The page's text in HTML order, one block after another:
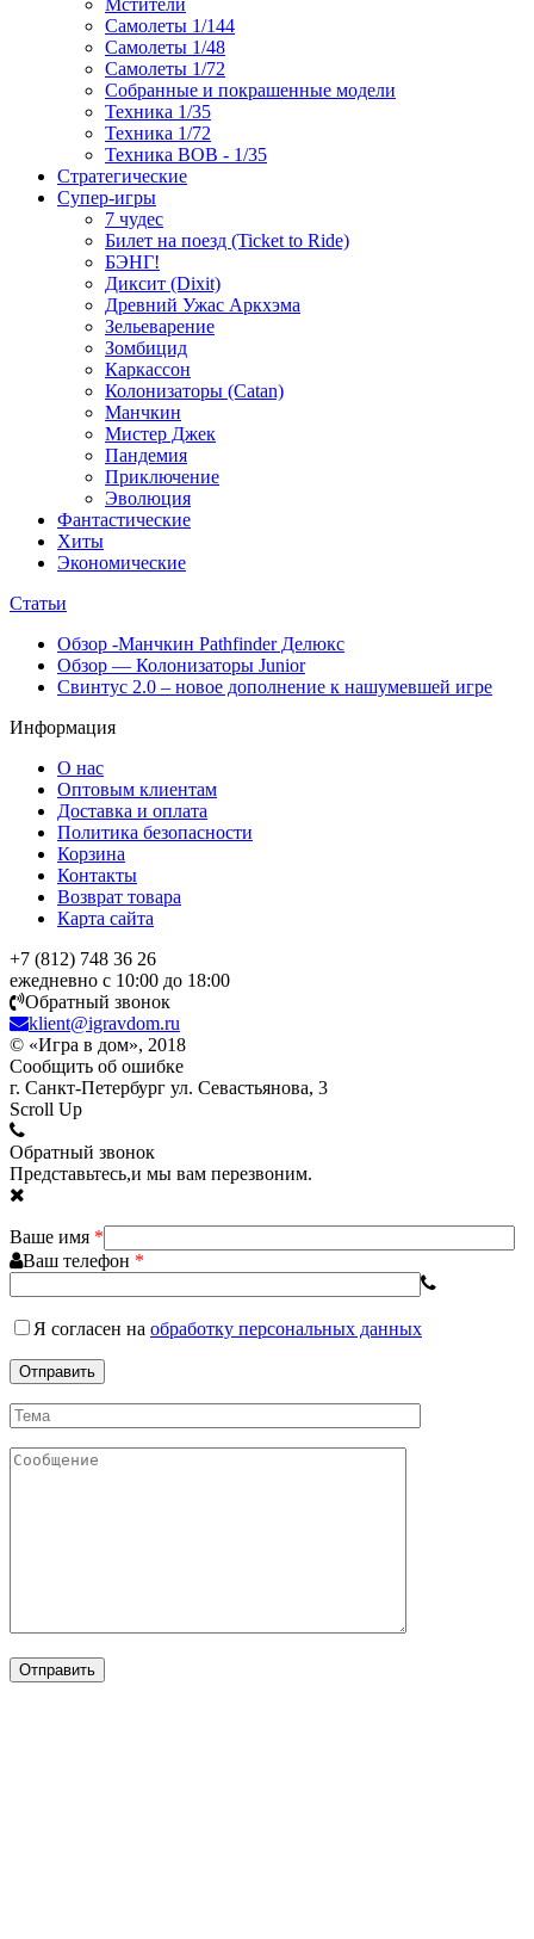
Мстители
Самолеты 1/144
Самолеты 1/48
Самолеты 1/72
Собранные и покрашенные модели
Техника 1/35
Техника 1/72
Техника ВОВ - 1/35
Стратегические
Супер-игры
7 чудес
Билет на поезд (Ticket to Ride)
БЭНГ!
Диксит (Dixit)
Древний Ужас Аркхэма
Зельеварение
Зомбицид
Каркассон
Колонизаторы (Catan)
Манчкин
Мистер Джек
Пандемия
Приключение
Эволюция
Фантастические
Хиты
Экономические
Статьи
Обзор -Манчкин Pathfinder Делюкс
Обзор — Колонизаторы Junior
Свинтус 2.0 – новое дополнение к нашумевшей игре
Информация
О нас
Оптовым клиентам
Доставка и оплата
Политика безопасности
Корзина
Контакты
Возврат товара
Карта сайта
+7 (812) 748 36 26
ежедневно с 10:00 до 18:00
Обратный звонок
klient@igravdom.ru
© «Игра в дом», 2018
Сообщить об ошибке
г. Санкт-Петербург ул. Севастьянова, 3
Scroll Up
Обратный звонок
Представьтесь,и мы вам перезвоним.
Ваше имя *
Ваш телефон *
Я согласен на обработку персональных данных